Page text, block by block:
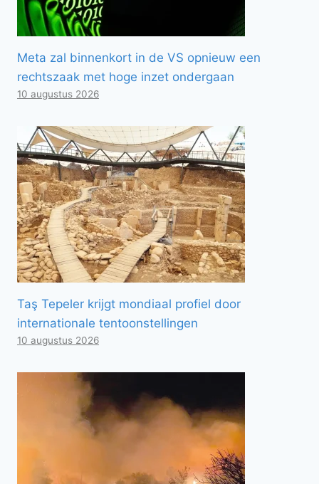
Meta zal binnenkort in de VS opnieuw een
rechtszaak met hoge inzet ondergaan
10 augustus 2026
Taş Tepeler krijgt mondiaal profiel door
internationale tentoonstellingen
10 augustus 2026